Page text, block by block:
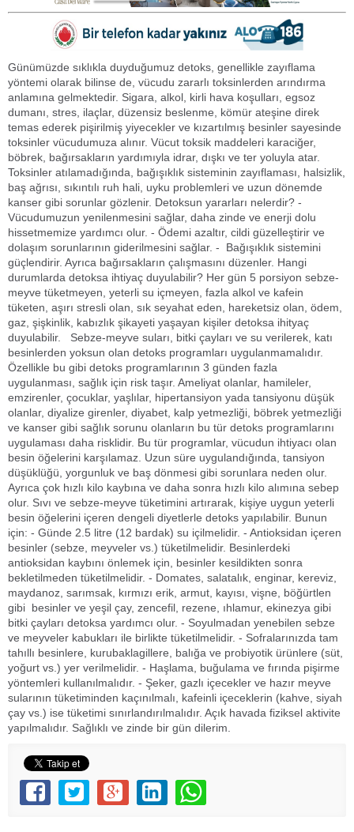
Günümüzde sıklıkla duyduğumuz detoks, genellikle zayıflama
yöntemi olarak bilinse de, vücudu zararlı toksinlerden arındırma
anlamına gelmektedir. Sigara, alkol, kirli hava koşulları, egsoz
dumanı, stres, ilaçlar, düzensiz beslenme, kömür ateşine direk
temas ederek pişirilmiş yiyecekler ve kızartılmış besinler sayesinde
toksinler vücudumuza alınır. Vücut toksik maddeleri karaciğer,
böbrek, bağırsakların yardımıyla idrar, dışkı ve ter yoluyla atar.
Toksinler atılamadığında, bağışıklık sisteminin zayıflaması, halsizlik,
baş ağrısı, sıkıntılı ruh hali, uyku problemleri ve uzun dönemde
kanser gibi sorunlar gözlenir. Detoksun yararları nelerdir? -
Vücudumuzun yenilenmesini sağlar, daha zinde ve enerji dolu
hissetmemize yardımcı olur. - Ödemi azaltır, cildi güzelleştirir ve
dolaşım sorunlarının giderilmesini sağlar. - Bağışıklık sistemini
güçlendirir. Ayrıca bağırsakların çalışmasını düzenler. Hangi
durumlarda detoksa ihtiyaç duyulabilir? Her gün 5 porsiyon sebze-
meyve tüketmeyen, yeterli su içmeyen, fazla alkol ve kafein
tüketen, aşırı stresli olan, sık seyahat eden, hareketsiz olan, ödem,
gaz, şişkinlik, kabızlık şikayeti yaşayan kişiler detoksa ihityaç
duyulabilir. Sebze-meyve suları, bitki çayları ve su verilerek, katı
besinlerden yoksun olan detoks programları uygulanmamalıdır.
Özellikle bu gibi detoks programlarının 3 günden fazla
uygulanması, sağlık için risk taşır. Ameliyat olanlar, hamileler,
emzirenler, çocuklar, yaşlılar, hipertansiyon yada tansiyonu düşük
olanlar, diyalize girenler, diyabet, kalp yetmezliği, böbrek yetmezliği
ve kanser gibi sağlık sorunu olanların bu tür detoks programlarını
uygulaması daha risklidir. Bu tür programlar, vücudun ihtiyacı olan
besin öğelerini karşılamaz. Uzun süre uygulandığında, tansiyon
düşüklüğü, yorgunluk ve baş dönmesi gibi sorunlara neden olur.
Ayrıca çok hızlı kilo kaybına ve daha sonra hızlı kilo alımına sebep
olur. Sıvı ve sebze-meyve tüketimini artırarak, kişiye uygun yeterli
besin öğelerini içeren dengeli diyetlerle detoks yapılabilir. Bunun
için: - Günde 2.5 litre (12 bardak) su içilmelidir. - Antioksidan içeren
besinler (sebze, meyveler vs.) tüketilmelidir. Besinlerdeki
antioksidan kaybını önlemek için, besinler kesildikten sonra
bekletilmeden tüketilmelidir. - Domates, salatalık, enginar, kereviz,
maydanoz, sarımsak, kırmızı erik, armut, kayısı, vişne, böğürtlen
gibi besinler ve yeşil çay, zencefil, rezene, ıhlamur, ekinezya gibi
bitki çayları detoksa yardımcı olur. - Soyulmadan yenebilen sebze
ve meyveler kabukları ile birlikte tüketilmelidir. - Sofralarınızda tam
tahıllı besinlere, kurubaklagillere, balığa ve probiyotik ürünlere (süt,
yoğurt vs.) yer verilmelidir. - Haşlama, buğulama ve fırında pişirme
yöntemleri kullanılmalıdır. - Şeker, gazlı içecekler ve hazır meyve
sularının tüketiminden kaçınılmalı, kafeinli içeceklerin (kahve, siyah
çay vs.) ise tüketimi sınırlandırılmalıdır. Açık havada fiziksel aktivite
yapılmalıdır. Sağlıklı ve zinde bir gün dilerim.